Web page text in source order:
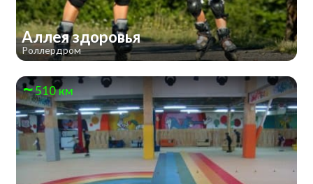
Аллея здоровья
Роллердром
510 км